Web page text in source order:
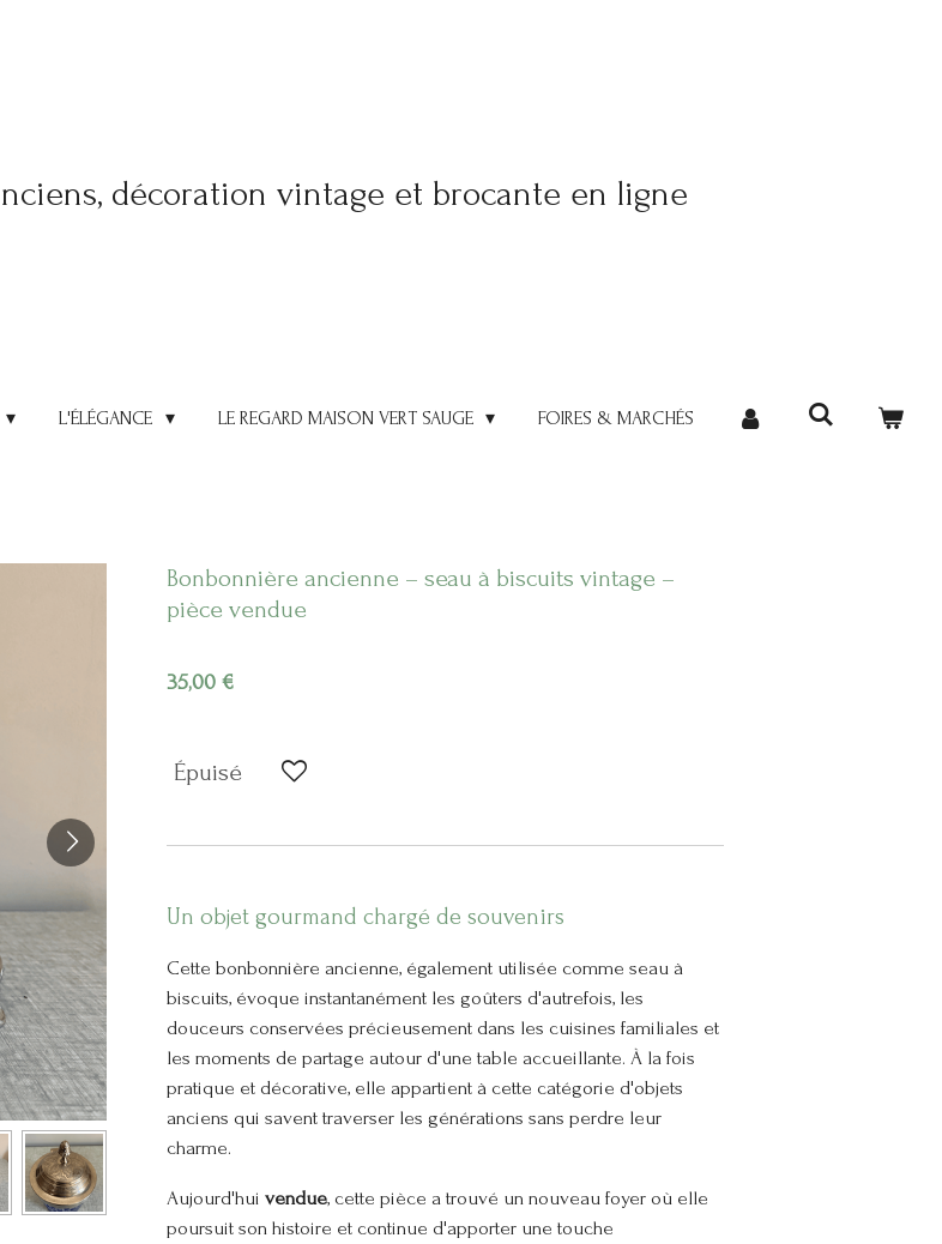
décoration vintage et brocante en ligne
L'ÉLÉGANCE LE REGARD MAISON VERT SAUGE FOIRES & MARCHÉS
Bonbonnière ancienne – seau à biscuits vintage –
pièce vendue
35,00 €
Épuisé
Un objet gourmand chargé de souvenirs
Cette bonbonnière ancienne, également utilisée comme seau à
biscuits, évoque instantanément les goûters d'autrefois, les
douceurs conservées précieusement dans les cuisines familiales et
les moments de partage autour d'une table accueillante. À la fois
pratique et décorative, elle appartient à cette catégorie d'objets
anciens qui savent traverser les générations sans perdre leur
charme.
Aujourd'hui vendue, cette pièce a trouvé un nouveau foyer où elle
poursuit son histoire et continue d'apporter une touche